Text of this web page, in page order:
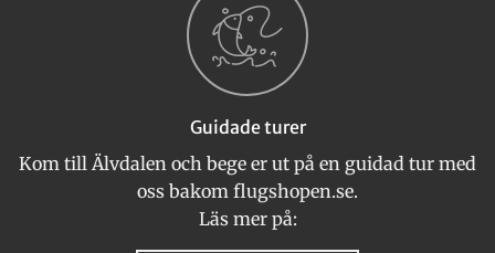
Guidade turer
Kom till Älvdalen och bege er ut på en guidad tur med
oss bakom flugshopen.se.
Läs mer på: